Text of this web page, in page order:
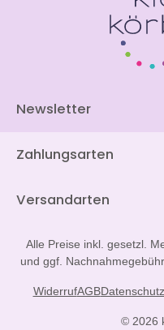
Newsletter
Zahlungsarten
Versandarten
Alle Preise inkl. gesetzl.
und ggf.
© 2026
WiderrufAGBDatenschutz